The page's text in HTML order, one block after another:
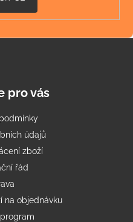
pro vás
údajů
zboží
řád
na objednávku